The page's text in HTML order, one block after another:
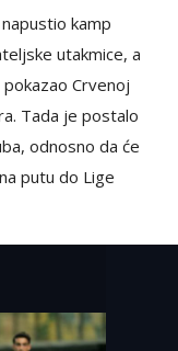
kamp
utakmice, a
Crvenoj
Tada je postalo
odnosno da će
putu do Lige